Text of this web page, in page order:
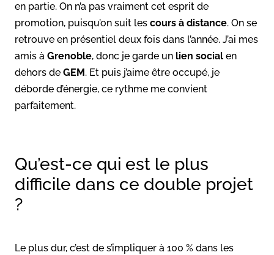
en partie. On n’a pas vraiment cet esprit de
promotion, puisqu’on suit les cours à distance. On se
retrouve en présentiel deux fois dans l’année. J’ai mes
amis à Grenoble, donc je garde un lien social en
dehors de GEM . Et puis j’aime être occupé, je
déborde d’énergie, ce rythme me convient
parfaitement.
Qu’est-ce qui est le plus
difficile dans ce double projet
?
Le plus dur, c’est de s’impliquer à 100 % dans les